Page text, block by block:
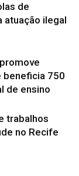
de
atuação ilegal
750
de ensino
trabalhos
no Recife